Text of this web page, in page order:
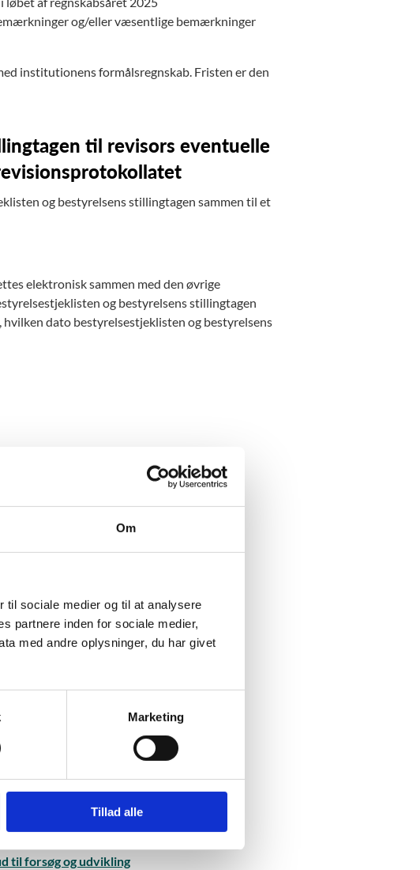
Om
til sociale medier og til at analysere
partnere inden for sociale medier,
med andre oplysninger, du har givet
Marketing
Tillad alle
og/eller væsentlige bemærkninger
institutionens formålsregnskab. Fristen er den
til revisors eventuelle
og bestyrelsens stillingtagen sammen til et
elektronisk sammen med den øvrige
og bestyrelsens stillingtagen
dato bestyrelsestjeklisten og bestyrelsens
her (yeti2.corefiling.com)
(pdf)
fællesskaber mellem visse
til forsøg og udvikling